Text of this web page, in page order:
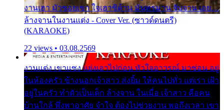
งานเฮา มัวซอยเขา ใจเฮาซิด้าน มันทรมาน จับจาน เอย…
ล้างจานในงานแต่ง - Cover Ver. (ซาวด์ดนตรี)
(KARAOKE)
22 views • 03.08.2569
งานแต่ง เขาแซง แย่งเอาไปก่อน หัวใจอาวรณ์ มาซ่อน อยู่
ในห้องครัว ข้างนอกเจ้าสาว ส่งยิ้ม ให้คนไปทั่ว แต่เรา เฝ้า
อยู่ในครัว ทำตัวเป็นเด็ก ล้างจาน ในเมื่อ เจ้าสาว คือคน
บ้านใกล้ พึ่งพาอาศัย จำใจ ต้องไปช่วยงาน พอถึงเวลา เขา